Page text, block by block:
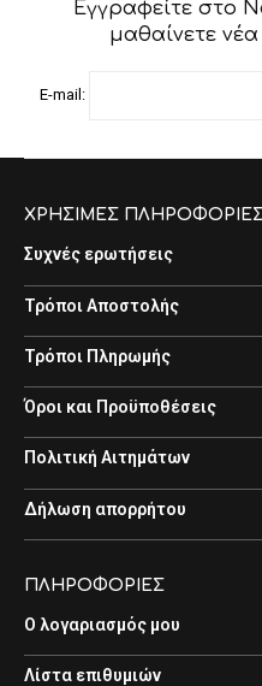
Εγγραφείτε στο
μαθαίνετε
E-mail:
ΧΡΗΣΙΜΕΣ
Συχνές ερωτήσεις
Τρόποι Αποστολής
Τρόποι Πληρωμής
Όροι και Προϋποθέσεις
Πολιτική Αιτημάτων
Δήλωση απορρήτου
ΠΛΗΡΟΦΟΡΙΕΣ
Ο λογαριασμός μου
Λίστα επιθυμιών